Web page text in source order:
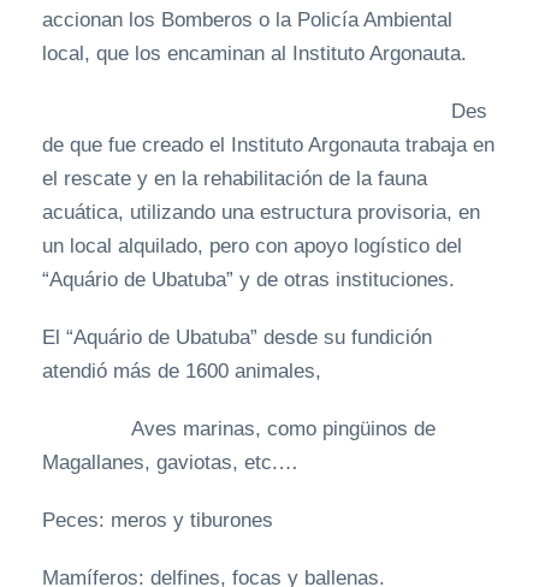
accionan los Bomberos o la Policía Ambiental
local, que los encaminan al Instituto Argonauta.
Des
de que fue creado el Instituto Argonauta trabaja en
el rescate y en la rehabilitación de la fauna
acuática, utilizando una estructura provisoria, en
un local alquilado, pero con apoyo logístico del
“Aquário de Ubatuba” y de otras instituciones.
El “Aquário de Ubatuba” desde su fundición
atendió más de 1600 animales,
Aves marinas, como pingüinos de
Magallanes, gaviotas, etc.…
Peces: meros y tiburones
Mamíferos: delfines, focas y ballenas.